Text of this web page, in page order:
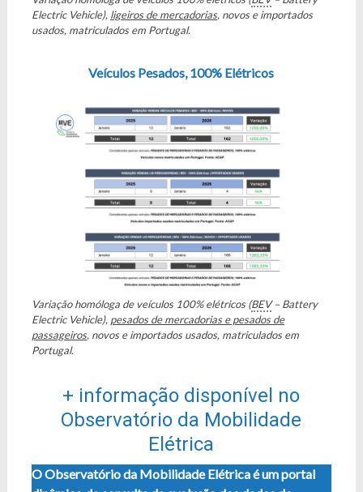
Electric Vehicle), ligeiros de mercadorias, novos e importados
usados, matriculados em Portugal.
Veículos Pesados, 100% Elétricos
Variação homóloga de veículos 100% elétricos (BEV– Battery
Electric Vehicle), pesados de mercadorias e pesados de
passageiros, novos e importados usados, matriculados em
Portugal.
+ informação disponível no
Observatório da Mobilidade
Elétrica
O Observatório da Mobilidade Elétrica é um portal